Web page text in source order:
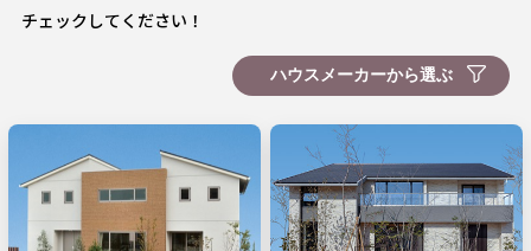
チェックしてください！